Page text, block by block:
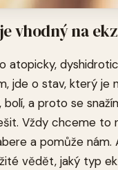
vhodný na
atopicky,
jde o stav, který je
bolí, a proto se
Vždy chceme to
a pomůže nám.
vědět, jaký typ